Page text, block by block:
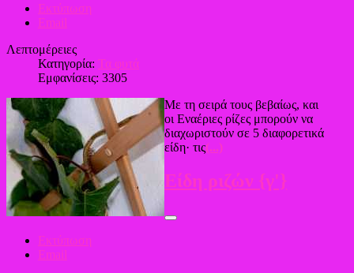
Εκτύπωση
Email
Λεπτομέρειες
Κατηγορία: Τα φυτά
Εμφανίσεις: 3305
Με τη σειρά τους βεβαίως, και
οι Εναέριες ρίζες μπορούν να
διαχωριστούν σε 5 διαφορετικά
είδη· τις(...)
Είδη ριζών {γ'}
Εκτύπωση
Email